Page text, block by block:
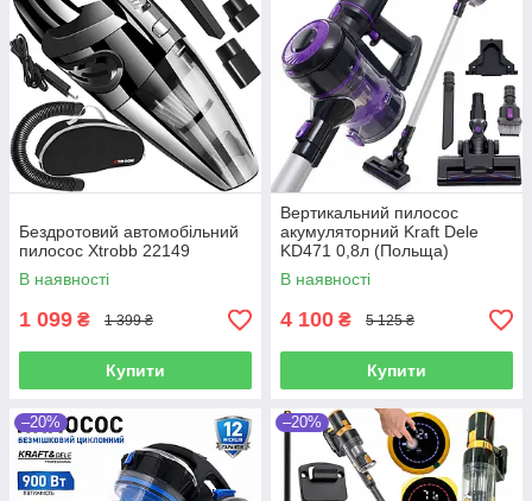
Бездротовий автомобільний
пилосос Xtrobb 22149
В наявності
1 099 ₴ 1 399 ₴
Купити
Вертикальний пилосос
акумуляторний Kraft Dele
KD471 0,8л (Польща)
В наявності
4 100 ₴ 5 125 ₴
Купити
–20% –20%